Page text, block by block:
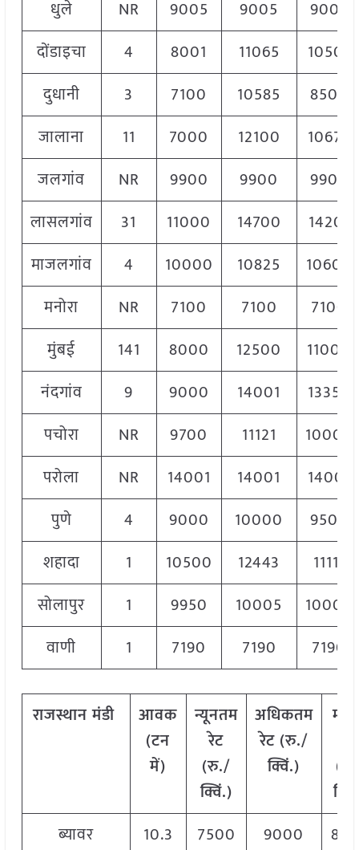
धुले
NR 9005 9005
9005
दोंडाइचा
4 8001 11065
10501
दुधानी
3 7100 10585
8500
जालाना
11 7000 12100
10676
जलगांव
NR 9900 9900
9900
लासलगांव
31 11000 14700
14201
माजलगांव
4 10000 10825
10600
मनोरा
NR 7100 7100
7100
मुंबई
141 8000 12500
11000
नंदगांव
9 9000 14001
13350
पचोरा
NR 9700 11121
10000
परोला
NR 14001 14001
14001
पुणे
4 9000 10000
9500
शहादा
1 10500 12443
11111
सोलापुर
1 9950 10005
10000
वाणी
1 7190 7190 7190
राजस्थानमंडी
आवक
(टन
में)
न्यूनतम
रेट
(रु./
क्विं.)
अधिकतम
रेट (रु./
क्विं.)
(
ब्यावर
10.3 7500 9000